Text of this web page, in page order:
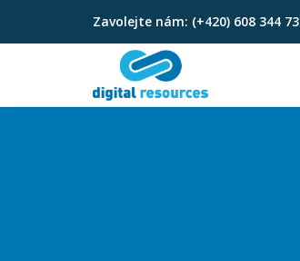
Skip
Zavolejte nám: (+420) 608 344